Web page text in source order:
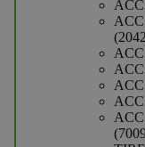
2042